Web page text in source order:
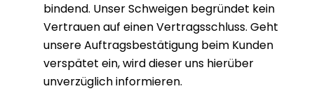
bindend. Unser Schweigen begründet kein
Vertrauen auf einen Vertragsschluss. Geht
unsere Auftragsbestätigung beim Kunden
verspätet ein, wird dieser uns hierüber
unverzüglich informieren.